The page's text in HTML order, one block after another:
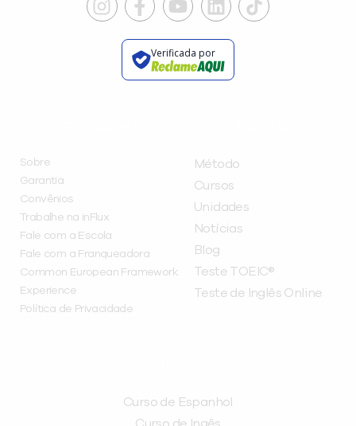
Verificada por
Sobre
Garantia
Convênios
Trabalhe na inFlux
Fale com a Escola
Fale com a Franqueadora
Common European Framework
Experience
Política de Privacidade
Método
Cursos
Unidades
Notícias
Blog
Teste TOEIC®
Teste de Inglês Online
Curso de Espanhol